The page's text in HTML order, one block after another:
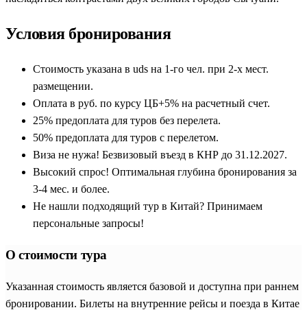
Условия бронирования
Стоимость указана в uds на 1-го чел. при 2-х мест.
размещении.
Оплата в руб. по курсу ЦБ+5% на расчетный счет.
25% предоплата для туров без перелета.
50% предоплата для туров с перелетом.
Виза не нужа! Безвизовый въезд в КНР до 31.12.2027.
Высокий спрос! Оптимальная глубина бронирования за
3-4 мес. и более.
Не нашли подходящий тур в Китай? Принимаем
персональные запросы!
О стоимости тура
Указанная стоимость является базовой и доступна при раннем
бронировании. Билеты на внутренние рейсы и поезда в Китае